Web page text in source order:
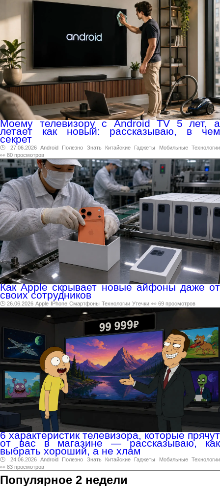
Моему телевизору с Android TV 5 лет, а
летает как новый: рассказываю, в чем
секрет
🕑 27.06.2026 Android Полезно Знать Китайские Гаджеты Мобильные
Технологии
👀 80 просмотров
Как Apple скрывает новые айфоны даже от
своих сотрудников
🕑 26.06.2026 Apple IPhone Смартфоны Технологии Утечки 👀 69 просмотров
6 характеристик телевизора, которые прячут
от вас в магазине — рассказываю, как
выбрать хороший, а не хлам
🕑 24.06.2026 Android Полезно Знать Китайские Гаджеты Мобильные
Технологии
👀 83 просмотров
Популярное 2 недели